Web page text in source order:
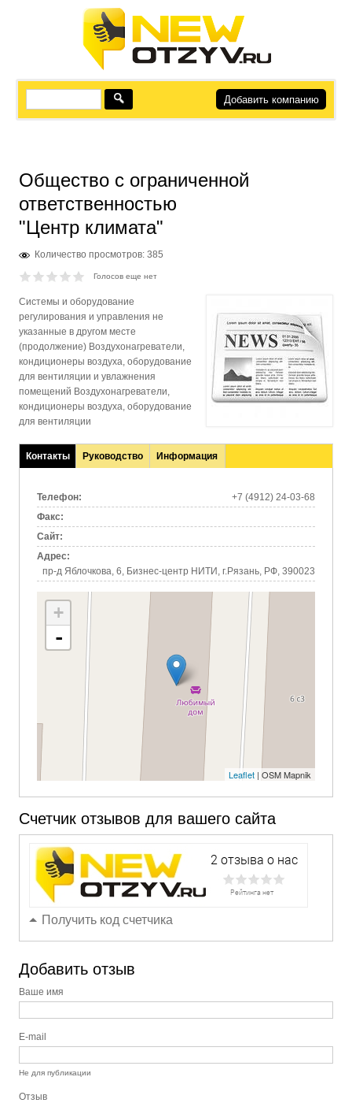
Добавить компанию
Общество с ограниченной
ответственностью
"Центр климата"
Количество просмотров: 385
Голосов еще нет
Системы и оборудование
регулирования и управления не
указанные в другом месте
(продолжение) Воздухонагреватели,
кондиционеры воздуха, оборудование
для вентиляции и увлажнения
помещений Воздухонагреватели,
кондиционеры воздуха, оборудование
для вентиляции
Контакты
(активная
Руководство Информация
Телефон:
+7 (4912) 24-03-68
Факс:
Сайт:
Адрес:
пр-д Яблочкова, 6, Бизнес-центр НИТИ, г.Рязань, РФ, 390023
+
-
Leaflet| OSM Mapnik
Счетчик отзывов для вашего сайта
Получить код счетчика
Добавить отзыв
Ваше имя
E-mail
Не для публикации
Отзыв